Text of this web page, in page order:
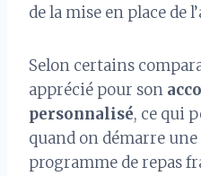
de la mise en place de
Selon certains
apprécié pour son
personnalisé, ce qui
quand on démarre
programme de repas